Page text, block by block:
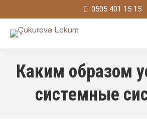
0505 401 15 15
Каким образом
системные